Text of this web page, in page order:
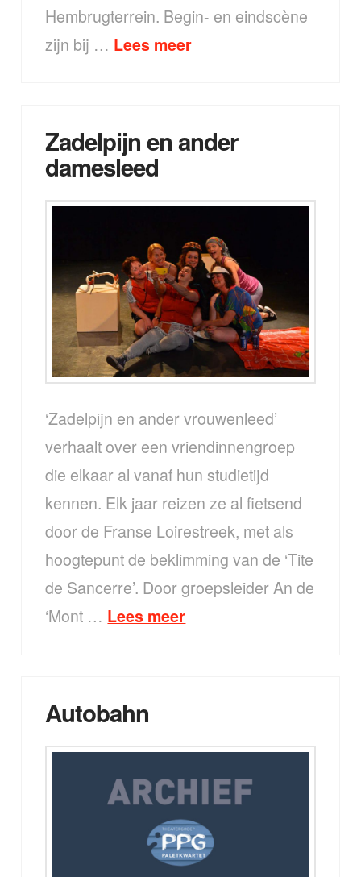
Hembrugterrein. Begin- en eindscène
zijn bij … Lees meer
Zadelpijn en ander
damesleed
‘Zadelpijn en ander vrouwenleed’
verhaalt over een vriendinnengroep
die elkaar al vanaf hun studietijd
kennen. Elk jaar reizen ze al fietsend
door de Franse Loirestreek, met als
hoogtepunt de beklimming van de ‘Tite
de Sancerre’. Door groepsleider An de
‘Mont … Lees meer
Autobahn